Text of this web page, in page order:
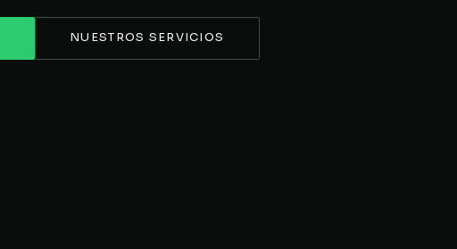
NUESTROS SERVICIOS